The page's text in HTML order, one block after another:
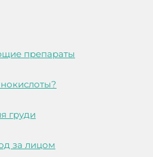
препараты
груди
за лицом